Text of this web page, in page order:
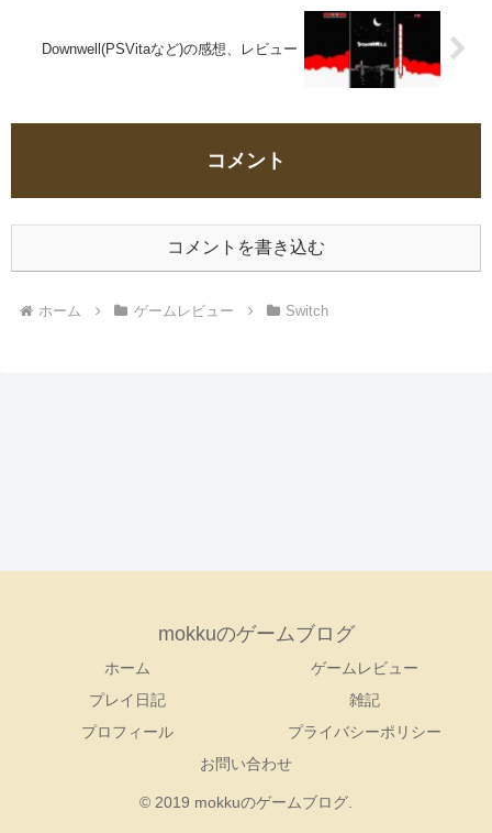
Downwell(PSVitaなど)の感想、レビュー
コメント
コメントを書き込む
ホーム ゲームレビュー Switch
mokkuのゲームブログ
ホーム
ゲームレビュー
プレイ日記
雑記
プロフィール
プライバシーポリシー
お問い合わせ
© 2019 mokkuのゲームブログ.